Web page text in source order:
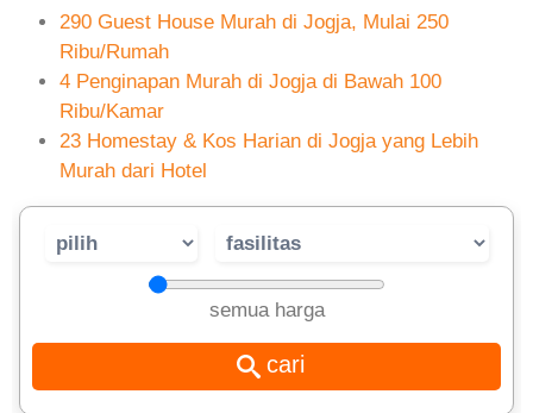
290 Guest House Murah di Jogja, Mulai 250
Ribu/Rumah
4 Penginapan Murah di Jogja di Bawah 100
Ribu/Kamar
23 Homestay & Kos Harian di Jogja yang Lebih
Murah dari Hotel
semua harga